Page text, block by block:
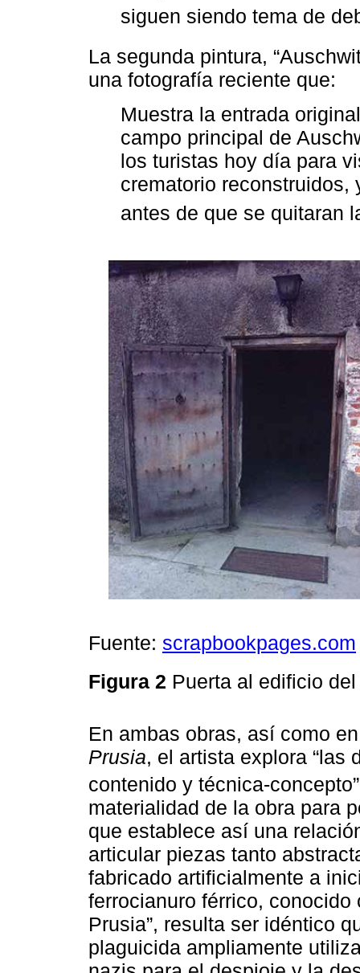
siguen siendo tema de
La segunda pintura,
una fotografía reciente que:
Muestra la entrada
campo principal de
los turistas hoy día para
crematorio
antes de que se quitaran
Fuente: scrapbookpages.com
Figura 2 Puerta al edificio
En ambas obras, así como
Prusia, el artista explora “las
contenido y técnica-
materialidad de la obra para
que establece así una
articular piezas tanto
fabricado artificialmente a
ferrocianuro férrico, conocido
Prusia”, resulta ser idéntico
plaguicida ampliamente